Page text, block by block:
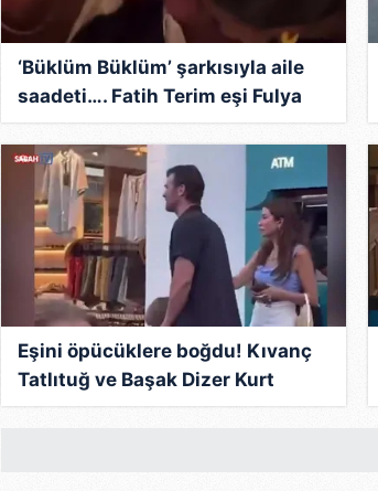
‘Büklüm Büklüm’ şarkısıyla aile
saadeti…. Fatih Terim eşi Fulya
Terim ve kızlarıyla eğlendi!
Eşini öpücüklere boğdu! Kıvanç
Tatlıtuğ ve Başak Dizer Kurt
Efe’yle tatile çıktı!